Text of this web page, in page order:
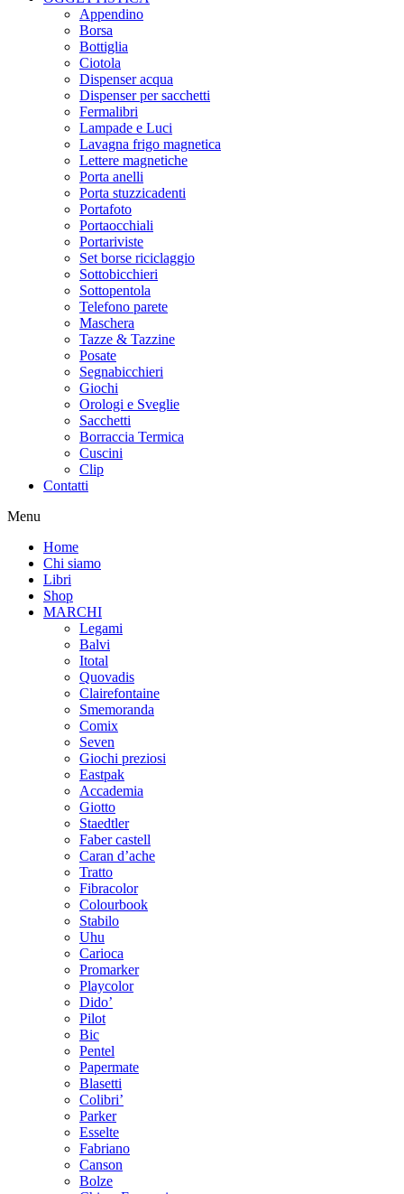
Appendino
Borsa
Bottiglia
Ciotola
Dispenser acqua
Dispenser per sacchetti
Fermalibri
Lampade e Luci
Lavagna frigo magnetica
Lettere magnetiche
Porta anelli
Porta stuzzicadenti
Portafoto
Portaocchiali
Portariviste
Set borse riciclaggio
Sottobicchieri
Sottopentola
Telefono parete
Maschera
Tazze & Tazzine
Posate
Segnabicchieri
Giochi
Orologi e Sveglie
Sacchetti
Borraccia Termica
Cuscini
Clip
Contatti
Menu
Home
Chi siamo
Libri
Shop
MARCHI
Legami
Balvi
Itotal
Quovadis
Clairefontaine
Smemoranda
Comix
Seven
Giochi preziosi
Eastpak
Accademia
Giotto
Staedtler
Faber castell
Caran d’ache
Tratto
Fibracolor
Colourbook
Stabilo
Uhu
Carioca
Promarker
Playcolor
Dido’
Pilot
Bic
Pentel
Papermate
Blasetti
Colibri’
Parker
Esselte
Fabriano
Canson
Bolze